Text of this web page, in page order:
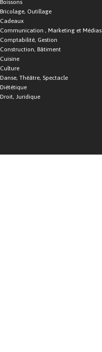
Boissons
Bricolage, Outillage
Cadeaux
Communication , Marketing et Médias
Comptabilité, Gestion
Construction, Bâtiment
Cuisine
Culture
Danse, Théâtre, Spectacle
Diététique
Droit, Juridique